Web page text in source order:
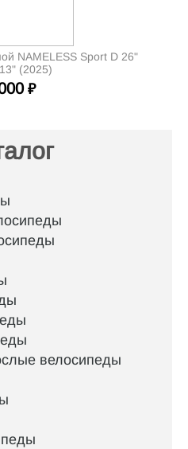
NAMELESS Sport D 26"
(2025)
₽
велосипеды